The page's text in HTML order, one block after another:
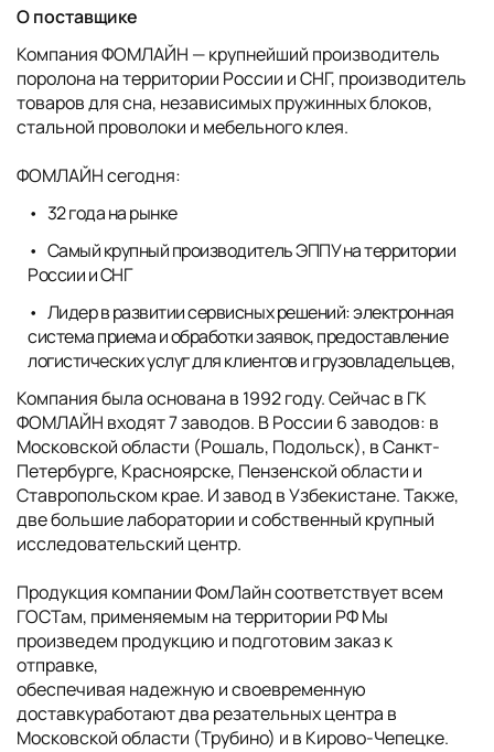
О поставщике
Компания ФОМЛАЙН — крупнейший производитель
поролона на территории России и СНГ, производитель
товаров для сна, независимых пружинных блоков,
стальной проволоки и мебельного клея.
ФОМЛАЙН сегодня:
32 года на рынке
Самый крупный производитель ЭППУ на территории
России и СНГ
Лидер в развитии сервисных решений: электронная
система приема и обработки заявок, предоставление
логистических услуг для клиентов и грузовладельцев,
Компания была основана в 1992 году. Сейчас в ГК
ФОМЛАЙН входят 7 заводов. В России 6 заводов: в
Московской области (Рошаль, Подольск), в Санкт-
Петербурге, Красноярске, Пензенской области и
Ставропольском крае. И завод в Узбекистане. Также,
две большие лаборатории и собственный крупный
исследовательский центр.
Продукция компании ФомЛайн соответствует всем
ГОСТам, применяемым на территории РФ Мы
произведем продукцию и подготовим заказ к
отправке,
обеспечивая надежную и своевременную
доставкуработают два резательных центра в
Московской области (Трубино) и в Кирово-Чепецке.